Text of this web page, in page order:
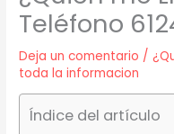
Teléfono
Deja un comentario /
toda la informacion
Índice del artículo